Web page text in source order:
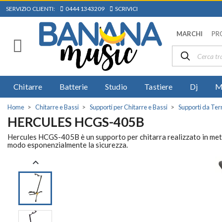
SERVIZIO CLIENTI: 0444 1343209 SCRIVICI
MARCHI
Chitarre Batterie Studio Tastiere Dj
Home Chitarre e Bassi Supporti per Chitarre e Bassi Supporti da
HERCULES HCGS-405B
Hercules HCGS-405B è un supporto per chitarra realizzato in
modo esponenzialmente la sicurezza.
